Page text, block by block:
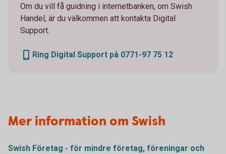
Om du vill få guidning i internetbanken, om Swish
Handel, är du välkommen att kontakta Digital
Support.
Ring Digital Support på 0771-97 75 12
Mer information om Swish
Swish Företag - för mindre företag, föreningar och